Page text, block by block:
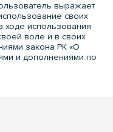
выражает
своих
ходе использования
воле и в своих
закона РК «О
и дополнениями по